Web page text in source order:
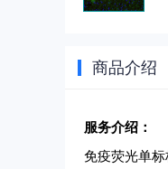
商品介绍
服务介绍：
免疫荧光单